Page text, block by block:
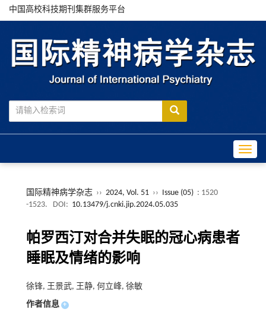
中国高校科技期刊集群服务平台
国际精神病学杂志 ›› 2024, Vol. 51 ›› Issue (05) : 1520
-1523.
DOI: 10.13479/j.cnki.jip.2024.05.035
帕罗西汀对合并失眠的冠心病患者
睡眠及情绪的影响
徐锋, 王景武, 王静, 何立峰, 徐敏
作者信息 +